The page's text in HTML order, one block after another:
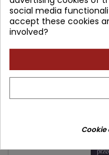
social media
accept these cookies
involved?